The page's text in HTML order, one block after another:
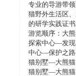
专业的导游带
猫野外生活区
的研学实践证
游览顺序：大
探索中心—发
中心—保护之
猫别墅—大熊
猫别墅—大熊